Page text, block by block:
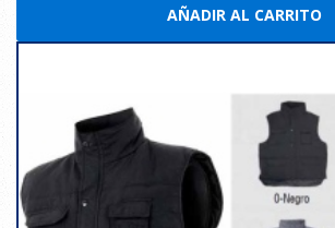
AÑADIR AL CARRITO